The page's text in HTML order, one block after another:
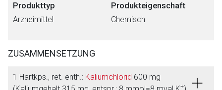
Produkttyp
Arzneimittel
Produkteigenschaft
Chemisch
ZUSAMMENSETZUNG
1 Hartkps., ret. enth.: Kaliumchlorid 600 mg
+